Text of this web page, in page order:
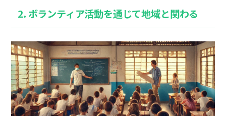
2. ボランティア活動を通じて地域と関わる